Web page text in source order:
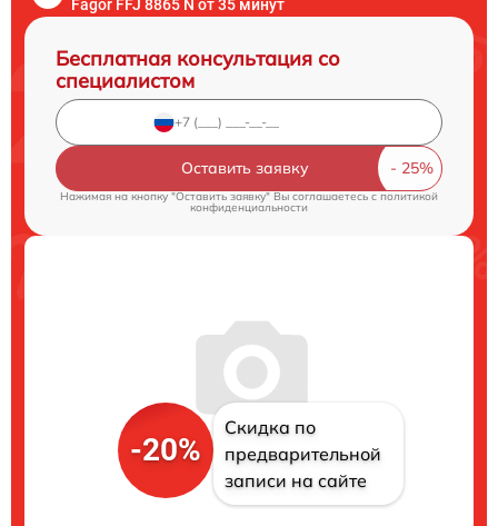
Fagor FFJ 8865 N от 35 минут
Бесплатная консультация со
специалистом
Оставить заявку
Нажимая на кнопку "Оставить заявку" Вы соглашаетесь cполитикой
конфиденциальности
-20%
Скидка по
предварительной
записи на сайте